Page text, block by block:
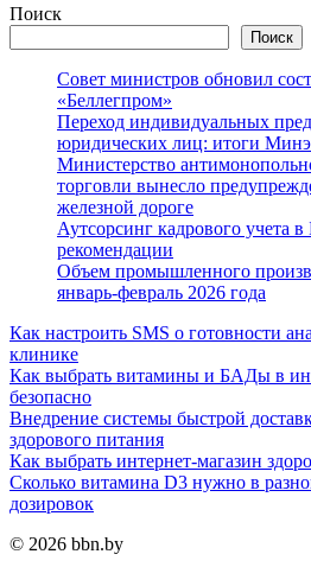
Поиск
Поиск
Совет министров обновил
«Беллегпром»
Переход индивидуальных
юридических лиц: итоги
Министерство
торговли вынесло
железной дороге
Аутсорсинг кадрового учета
рекомендации
Объем промышленного
январь-февраль 2026 года
Как настроить SMS о готовности
клинике
Как выбрать витамины и БАДы в
безопасно
Внедрение системы быстрой
здорового питания
Как выбрать интернет-магазин
Сколько витамина D3 нужно в
дозировок
© 2026 bbn.by